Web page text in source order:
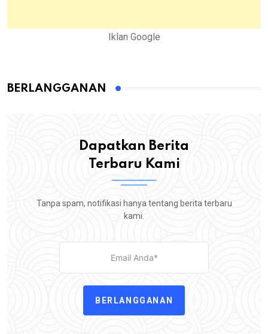
Iklan Google
BERLANGGANAN
Dapatkan Berita
Terbaru Kami
Tanpa spam, notifikasi hanya tentang berita terbaru
kami.
BERLANGGANAN